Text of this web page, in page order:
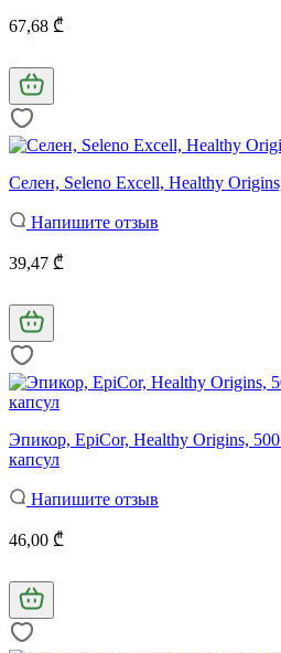
67,68 ₾
Селен, Seleno Excell, Healthy
Напишите отзыв
39,47 ₾
Эпикор, EpiCor, Healthy Origins, 500
капсул
Напишите отзыв
46,00 ₾